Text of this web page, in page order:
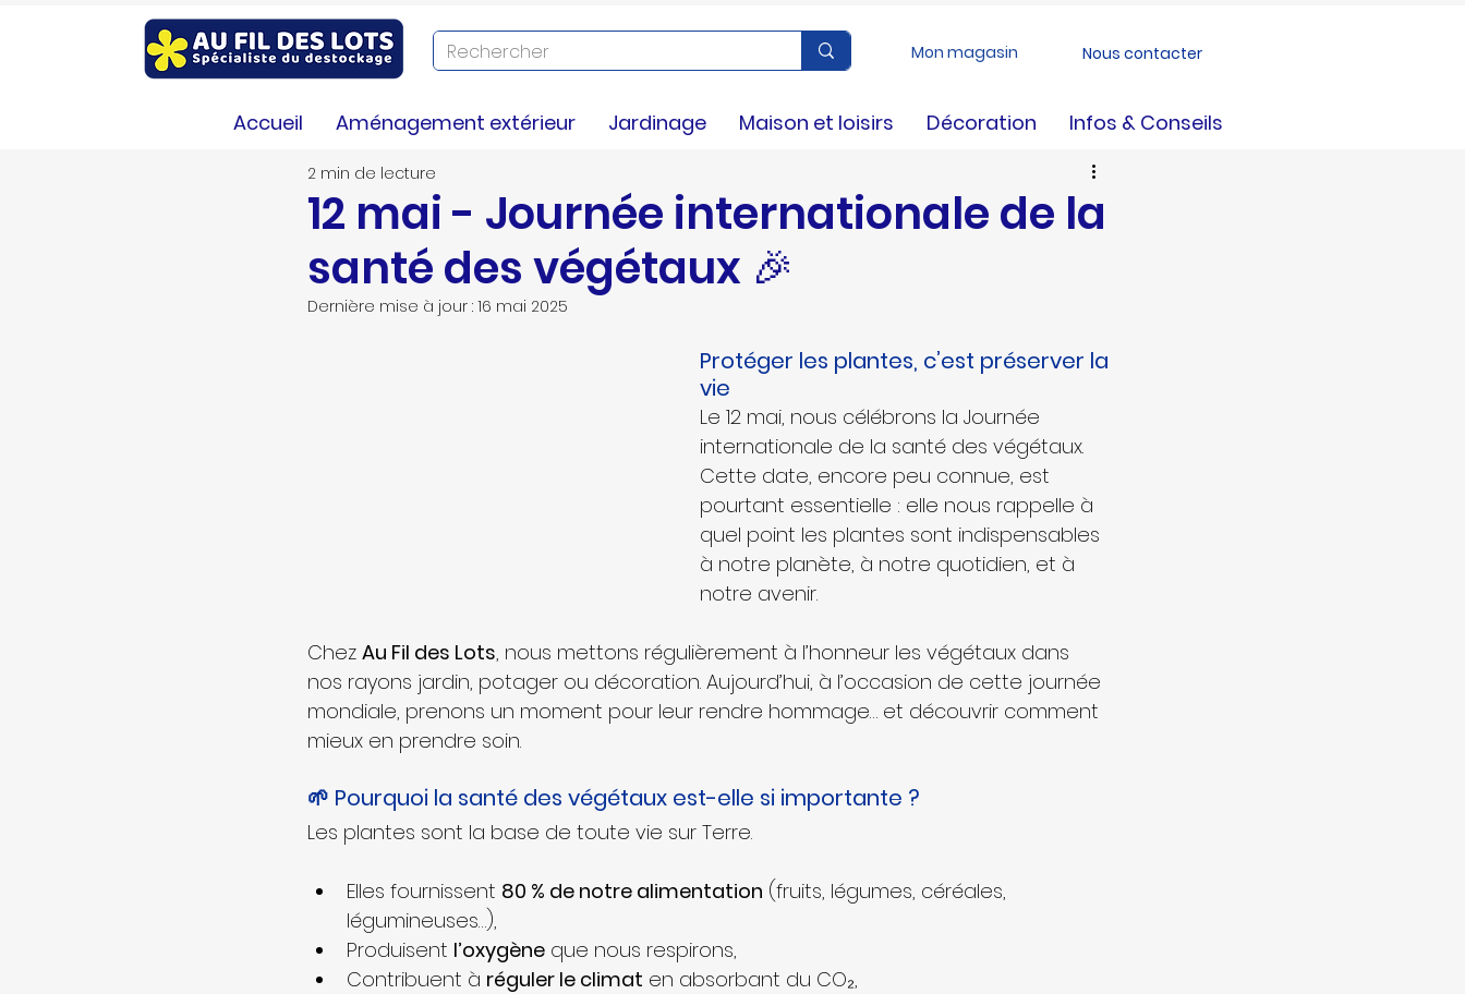
Mon magasin Nous contacter
Accueil Aménagement extérieur Jardinage Maison et loisirs Décoration Infos & Conseils
12 mai - Journée internationale de la
santé des végétaux 🎉
2 min de lecture
Dernière mise à jour : 16 mai 2025
Protéger les plantes, c’est préserver la
vie
Le 12 mai, nous célébrons la Journée
internationale de la santé des végétaux.
Cette date, encore peu connue, est
pourtant essentielle : elle nous rappelle à
quel point les plantes sont indispensables
à notre planète, à notre quotidien, et à
notre avenir.
Chez Au Fil des Lots, nous mettons régulièrement à l’honneur les végétaux dans
nos rayons jardin, potager ou décoration. Aujourd’hui, à l’occasion de cette journée
mondiale, prenons un moment pour leur rendre hommage… et découvrir comment
mieux en prendre soin.
🌱 Pourquoi la santé des végétaux est-elle si importante ?
Les plantes sont la base de toute vie sur Terre.
Elles fournissent 80 % de notre alimentation (fruits, légumes, céréales,
légumineuses…),
Produisent l’oxygène que nous respirons,
Contribuent à réguler le climat en absorbant du CO₂,